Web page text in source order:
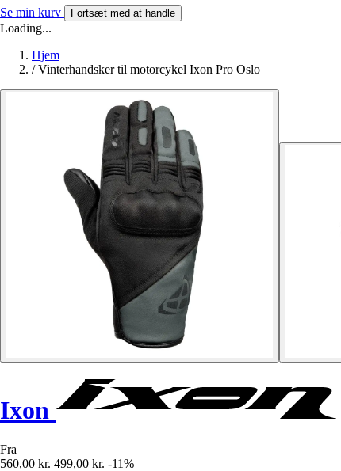
Se min kurv Fortsæt med at handle
Loading...
Hjem
/ Vinterhandsker til motorcykel Ixon Pro Oslo
Ixon
Fra
560,00 kr. 499,00 kr. -11%